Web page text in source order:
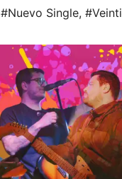
#Nuevo Single,